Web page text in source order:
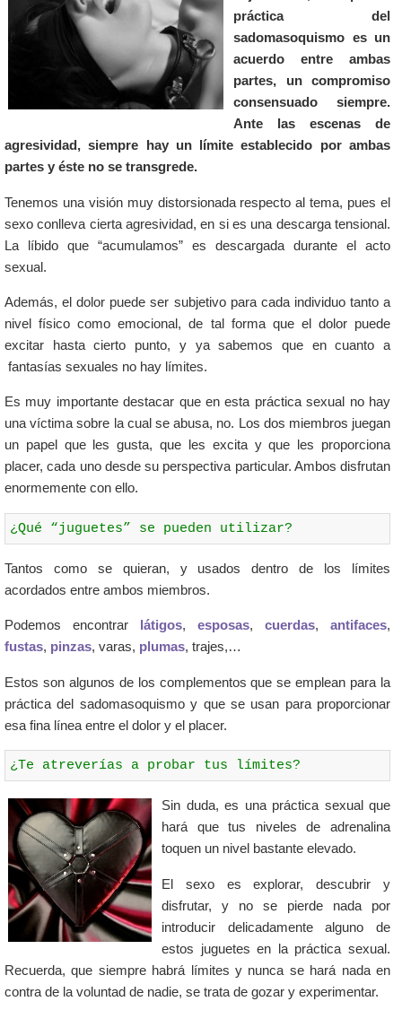
práctica del
sadomasoquismo es un
acuerdo entre ambas
partes, un compromiso
consensuado siempre.
Ante las escenas de
agresividad, siempre hay un límite establecido por ambas
partes y éste no se transgrede.
Tenemos una visión muy distorsionada respecto al tema, pues el
sexo conlleva cierta agresividad, en si es una descarga tensional.
La líbido que “acumulamos” es descargada durante el acto
sexual.
Además, el dolor puede ser subjetivo para cada individuo tanto a
nivel físico como emocional, de tal forma que el dolor puede
excitar hasta cierto punto, y ya sabemos que en cuanto a
fantasías sexuales no hay límites.
Es muy importante destacar que en esta práctica sexual no hay
una víctima sobre la cual se abusa, no. Los dos miembros juegan
un papel que les gusta, que les excita y que les proporciona
placer, cada uno desde su perspectiva particular. Ambos disfrutan
enormemente con ello.
¿Qué “juguetes” se pueden utilizar?
Tantos como se quieran, y usados dentro de los límites
acordados entre ambos miembros.
Podemos encontrar látigos,esposas,cuerdas,antifaces,
fustas, pinzas, varas, plumas, trajes,…
Estos son algunos de los complementos que se emplean para la
práctica del sadomasoquismo y que se usan para proporcionar
esa fina línea entre el dolor y el placer.
¿Te atreverías a probar tus límites?
Sin duda, es una práctica sexual que
hará que tus niveles de adrenalina
toquen un nivel bastante elevado.
El sexo es explorar, descubrir y
disfrutar, y no se pierde nada por
introducir delicadamente alguno de
estos juguetes en la práctica sexual.
Recuerda, que siempre habrá límites y nunca se hará nada en
contra de la voluntad de nadie, se trata de gozar y experimentar.